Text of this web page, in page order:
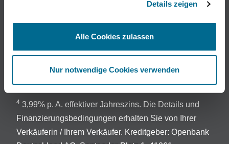
Details zeigen
Alle Cookies zulassen
Nur notwendige Cookies verwenden
Komplettradschutz für 24 Monate enthalten.
Abgedeckt sind Schäden durch eingefahrene
Gegenstände, Bordsteinkanten, Vandalismus,
Diebstahl und geplatzte Reifen.
4 3,99% p. A. effektiver Jahreszins. Die Details und
Finanzierungsbedingungen erhalten Sie von Ihrer
Verkäuferin / Ihrem Verkäufer. Kreditgeber: Openbank